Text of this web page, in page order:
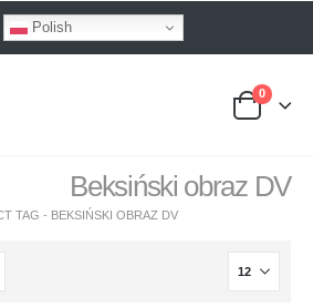
Polish
0
Beksiński obraz DV
TAG - BEKSIŃSKI OBRAZ DV